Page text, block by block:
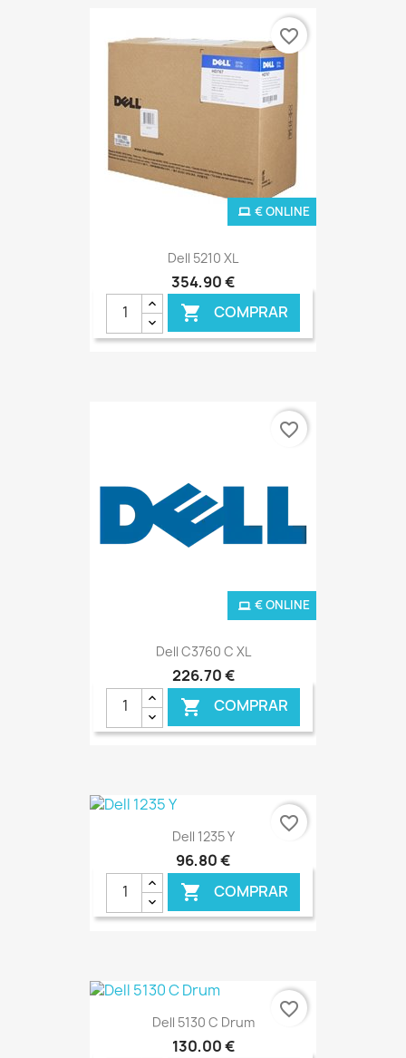
Dell 5210 XL
354,90 €
 COMPRAR
€ ONLINE
favorite_border
Dell C3760 C XL
226,70 €
 COMPRAR
€ ONLINE
favorite_border
Dell 1235 Y
96,80 €
 COMPRAR
€ ONLINE
favorite_border
Dell 5130 C Drum
130,00 €
favorite_border